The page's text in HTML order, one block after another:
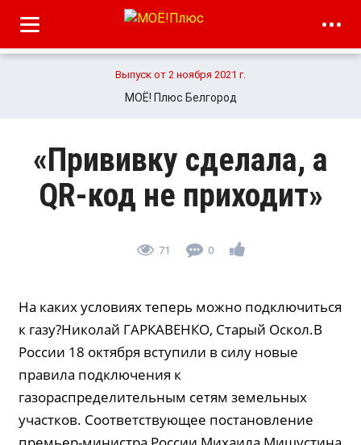
Выпуск от 2 ноября 2021 г.
МОЁ! Плюс Белгород
«Прививку сделала, а
QR-код не приходит»
71 0
На каких условиях теперь можно подключиться
к газу?Николай ГАРКАВЕНКО, Старый Оскол.В
России 18 октября вступили в силу новые
правила подключения к
газораспределительным сетям земельных
участков. Соответствующее постановление